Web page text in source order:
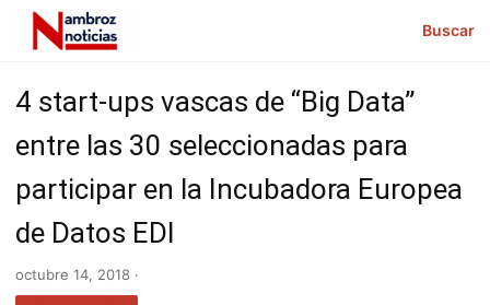
Buscar
4 start-ups vascas de “Big Data”
entre las 30 seleccionadas para
participar en la Incubadora Europea
de Datos EDI
octubre 14, 2018 ·